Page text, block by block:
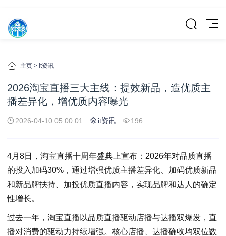
主页 > it资讯
2026淘宝直播三大主线：提效新品，造优质主
播差异化，增优质内容曝光
2026-04-10 05:00:01 it资讯 196
4月8日，淘宝直播十周年盛典上宣布：2026年对品质直播
的投入加码30%，通过增强优质主播差异化、加码优质新品
和新品牌扶持、加投优质直播内容，实现品牌和达人的确定
性增长。
过去一年，淘宝直播以品质直播驱动店播与达播双爆发，直
播对消费的驱动力持续增强。核心店播、达播确收均双位数